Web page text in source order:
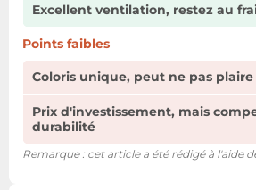
Excellent ventilation, restez au
Points faibles
Coloris unique, peut ne pas
Prix d'investissement, mais
durabilité
Remarque : cet article a été rédigé à l'aide